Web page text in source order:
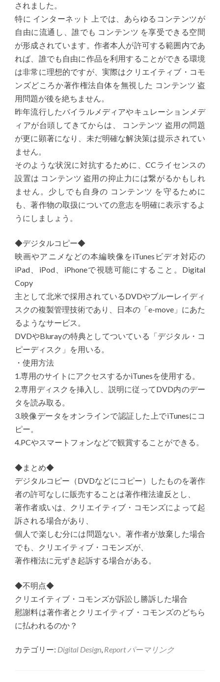
されました。
特に インターネット 上では、あらゆるコンテンツが
自由に流通し、誰でも コンテンツ を享受できる空間
が形成されています。作者本人が許可する範囲内であ
れば、誰でも自由に作品を利用することができる環境
は非常に理想的ですが、実際はクリエイティブ・コモ
ンズどころか著作権法自体を無視した コンテンツ 盗
用問題が後を絶ちません。
昨年流行したバイラルメディアやキュレーションメデ
ィアが台頭してきてからは、 コンテンツ 盗用の問題
が更に顕著になり、未だ明確な解決策は提示されてい
ません。
そのような状況に対抗するために、CCライセンスの
設置は コンテンツ 盗用の抑止力には繋がるかもしれ
ません。少しでも自身の コンテンツ を守るために
も、著作物の取扱についての意志を明確に表示するよ
うにしましょう。
◆デジタルコピー◆
映画やアニメなどの本編映像をiTunesビデオ対応の
iPad、iPod、iPhoneで視聴可能にすること。Digital
Copy
主として北米で採用されているDVDやブルーレイディ
スクの複製管理技術であり、日本の「e-move」にあた
るようなサービス。
DVDやBlurayの特典としてついている「デジタル・コ
ピーディスク」を用いる。
・使用方法
1.専用のサイトにアクセスするかiTunesを使用する。
2.専用ディスクを挿入し、説明に従ってDVD内のデー
タを読み取る。
3.映像データをオンラインで認証した上でiTunesにコ
ピー。
4.PCやスマートフォンなどで観賞することができる。
◆まとめ◆
デジタルコピー（DVDなどにコピー）したものを著作
者の許可なしに販売することは著作権法違反とし、
著作者或いは、クリエイティブ・コモンズによって起
訴される場合があり、
個人で楽しむ分には問題ない。著作者が放棄した場合
でも、クリエイティブ・コモンズが、
著作権法に元ずき起訴する場合がある。
◆不明点◆
クリエイティブ・コモンズが訴訟し勝訴した場合
慰謝料は著作者とクリエイティブ・コモンズのどちら
に払われるのか？
カテゴリー: Digital Design, Report パーマリンク